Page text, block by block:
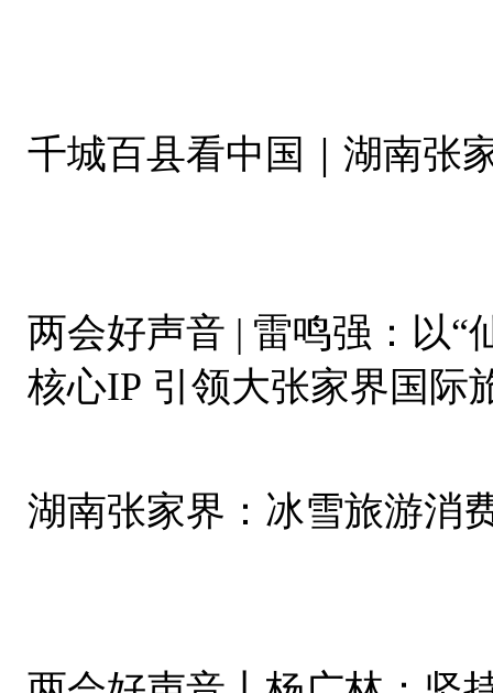
千城百县看中国｜湖南张
两会好声音 | 雷鸣强：以“
核心IP 引领大张家界国际
湖南张家界：冰雪旅游消